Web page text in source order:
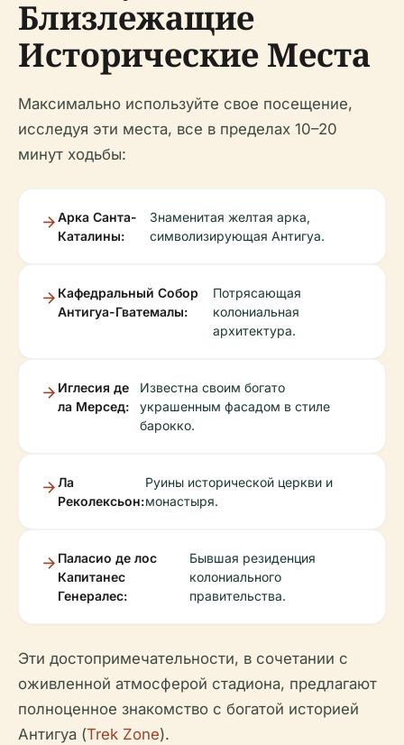
Близлежащие
Исторические Места
Максимально используйте свое посещение,
исследуя эти места, все в пределах 10–20
минут ходьбы:
Арка Санта-
Каталины:
Знаменитая желтая арка,
символизирующая Антигуа.
Кафедральный Собор
Антигуа-Гватемалы:
Потрясающая
колониальная
архитектура.
Иглесия де
ла Мерсед:
Известна своим богато
украшенным фасадом в стиле
барокко.
Ла
Реколексьон:
Руины исторической церкви и
монастыря.
Паласио де лос
Капитанес
Генералес:
Бывшая резиденция
колониального
правительства.
Эти достопримечательности, в сочетании с
оживленной атмосферой стадиона, предлагают
полноценное знакомство с богатой историей
Антигуа (Trek Zone).